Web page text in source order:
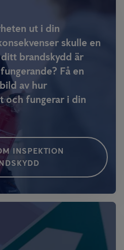
ut i din
skulle en
brandskydd är
Få en
av hur
och fungerar i din
INSPEKTION